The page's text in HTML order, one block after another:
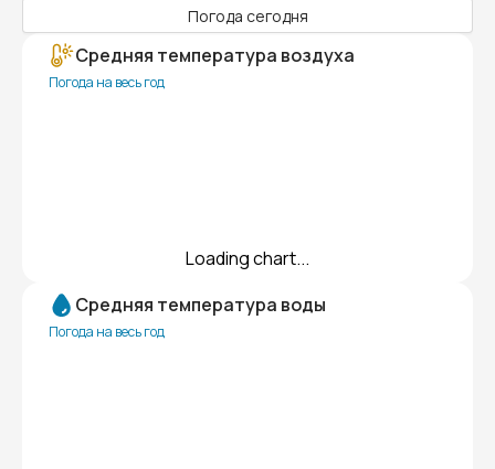
Погода сегодня
Средняя температура воздуха
Погода на весь год
Loading chart...
Средняя температура воды
Погода на весь год